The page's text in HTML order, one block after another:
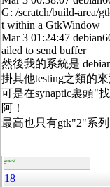
G: /scratch/build-area/
t within a GtkWindow
Mar 3 01:24:47
ailed to send buffer
然後我的系統是
掛其他testing之類的
可是在synaptic裏頭"
阿！
最高也只有gtk"2"系
guest
18